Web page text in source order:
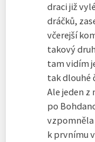
draci již
dráčků,
včerejší
takový
tam vidím
tak dlouhé
Ale jeden z
po
vzpomněla
k prvnímu